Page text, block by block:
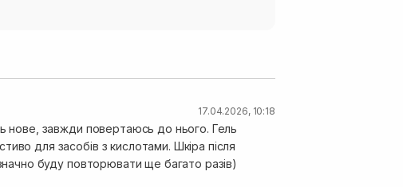
17.04.2026, 10:18
нове, завжди повертаюсь до нього. Гель
для засобів з кислотами. Шкіра після
буду повторювати ще багато разів)